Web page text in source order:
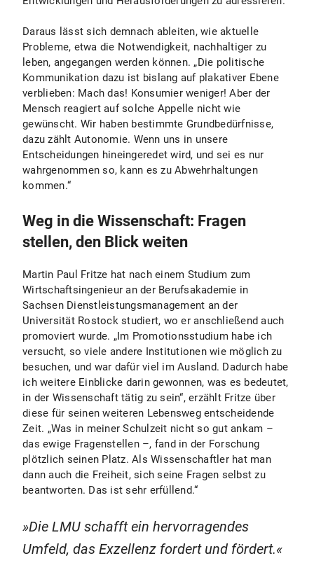
Daraus lässt sich demnach ableiten, wie aktuelle
Probleme, etwa die Notwendigkeit, nachhaltiger zu
leben, angegangen werden können. „Die politische
Kommunikation dazu ist bislang auf plakativer Ebene
verblieben: Mach das! Konsumier weniger! Aber der
Mensch reagiert auf solche Appelle nicht wie
gewünscht. Wir haben bestimmte Grundbedürfnisse,
dazu zählt Autonomie. Wenn uns in unsere
Entscheidungen hineingeredet wird, und sei es nur
wahrgenommen so, kann es zu Abwehrhaltungen
kommen.“
Weg in die Wissenschaft: Fragen
stellen, den Blick weiten
Martin Paul Fritze hat nach einem Studium zum
Wirtschaftsingenieur an der Berufsakademie in
Sachsen Dienstleistungsmanagement an der
Universität Rostock studiert, wo er anschließend auch
promoviert wurde. „Im Promotionsstudium habe ich
versucht, so viele andere Institutionen wie möglich zu
besuchen, und war dafür viel im Ausland. Dadurch habe
ich weitere Einblicke darin gewonnen, was es bedeutet,
in der Wissenschaft tätig zu sein“, erzählt Fritze über
diese für seinen weiteren Lebensweg entscheidende
Zeit. „Was in meiner Schulzeit nicht so gut ankam –
das ewige Fragenstellen –, fand in der Forschung
plötzlich seinen Platz. Als Wissenschaftler hat man
dann auch die Freiheit, sich seine Fragen selbst zu
beantworten. Das ist sehr erfüllend.“
Die LMU schafft ein hervorragendes
Umfeld, das Exzellenz fordert und fördert.